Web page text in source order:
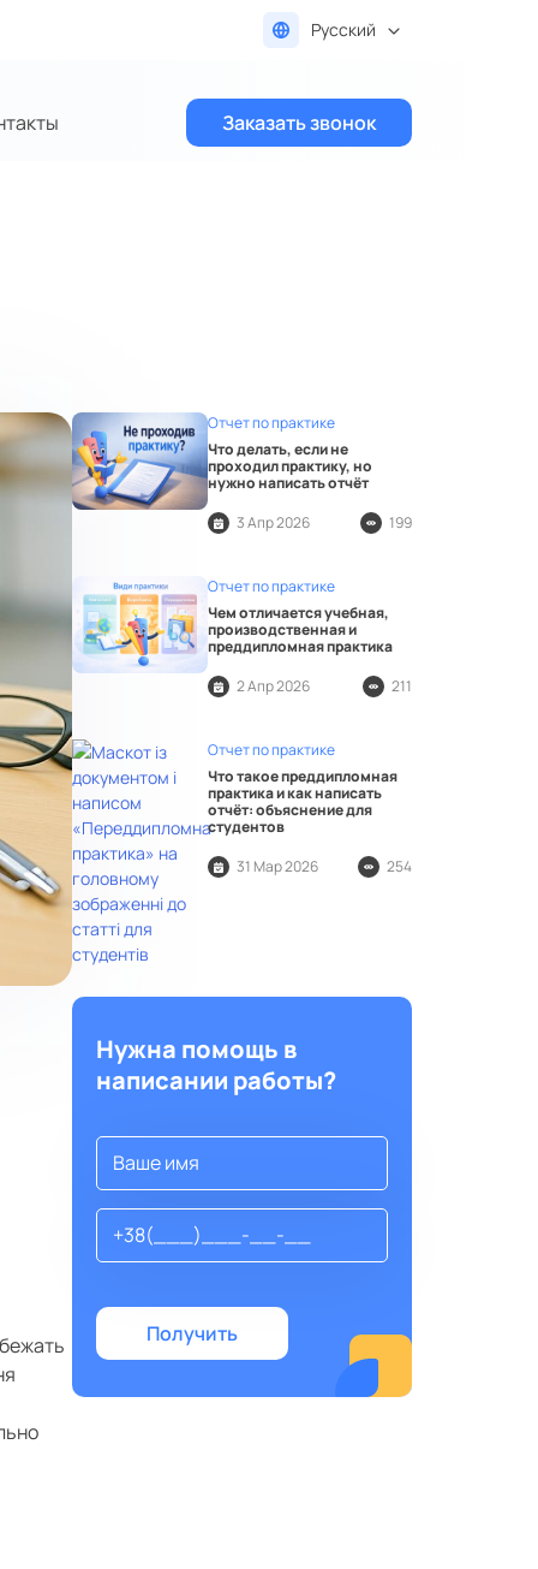
Русский
Заказать звонок
Отчет по практике
Что делать, если не
проходил практику, но
нужно написать отчёт
3 Апр 2026
199
Отчет по практике
Чем отличается учебная,
производственная и
преддипломная практика
2 Апр 2026
211
Отчет по практике
Что такое преддипломная
практика и как написать
отчёт: объяснение для
студентов
31 Мар 2026
254
Нужна помощь в
написании работы?